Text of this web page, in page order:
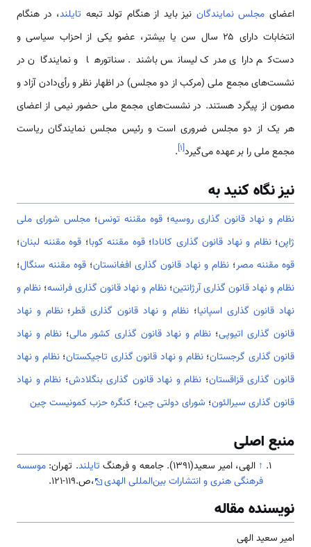
اعضای مجلس نمایندگان نیز باید از هنگام تولد تبعه تایلند، در هنگام
انتخابات دارای ۲۵ سال سن یا بیشتر، عضو یکی از احزاب سیاسی و
دست‌کم دارای مدرک لیسانس باشند. سناتورها و نمایندگان در
نشست‌های مجمع ملی (مرکب از دو مجلس) در اظهار نظر و رأی‌دادن آزاد و
مصون از پیگرد هستند. در نشست‌های مجمع ملی حضور نیمی از اعضای
هر یک از دو مجلس ضروری است و رئیس مجلس نمایندگان ریاست
مجمع ملی را بر عهده می‌گیرد[۱]
.
نیز نگاه کنید به
نظام و نهاد قانون گذاری روسیه؛ قوه مقننه تونس؛ مجلس شورای ملی
ژاپن؛نظام و نهاد قانون گذاری کانادا؛قوه مقننه کوبا؛ قوه مقننه لبنان؛
قوه مقننه مصر؛نظام و نهاد قانون گذاری افغانستان؛ قوه مقننه سنگال؛
نظام و نهاد قانون گذاری آرژانتین؛نظام و نهاد قانون گذاری فرانسه؛ نظام و
نهاد قانون گذاری اسپانیا؛ نظام و نهاد قانون گذاری قطر؛نظام و نهاد
قانون گذاری اتیوپی؛ نظام و نهاد قانون گذاری کشور مالی؛ نظام و نهاد
قانون گذاری گرجستان؛نظام و نهاد قانون گذاری تاجیکستان؛نظام و نهاد
قانون گذاری قزاقستان؛ نظام و نهاد قانون گذاری بنگلادش؛ نظام و نهاد
قانون گذاری سیرالئون؛ شورای دولتی چین؛ کنگره حزب کمونیست چین
منبع اصلی
↑ الهی، امیر سعید(1391). جامعه و فرهنگ تایلند. تهران: موسسه
فرهنگی هنری و انتشارات بین‌المللی الهدی
،ص.119-121.
نویسنده مقاله
امیر سعید الهی